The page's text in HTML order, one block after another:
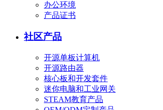
办公环境
产品证书
社区产品
开源单板计算机
开源路由器
核心板和开发套件
迷你电脑和工业网关
STEAM教育产品